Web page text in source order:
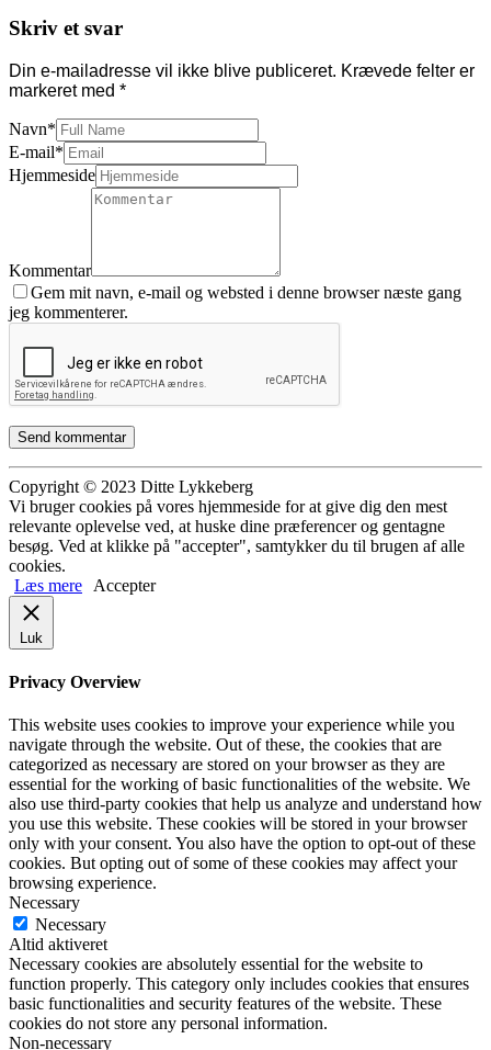
Skriv et svar
Din e-mailadresse vil ikke blive publiceret. Krævede felter er
markeret med *
Navn*
E-mail*
Hjemmeside
Kommentar
Gem mit navn, e-mail og websted i denne browser næste gang
jeg kommenterer.
Copyright © 2023 Ditte Lykkeberg
Vi bruger cookies på vores hjemmeside for at give dig den mest
relevante oplevelse ved, at huske dine præferencer og gentagne
besøg. Ved at klikke på "accepter", samtykker du til brugen af alle
cookies.
Læs mere
Accepter
Luk
Privacy Overview
This website uses cookies to improve your experience while you
navigate through the website. Out of these, the cookies that are
categorized as necessary are stored on your browser as they are
essential for the working of basic functionalities of the website. We
also use third-party cookies that help us analyze and understand how
you use this website. These cookies will be stored in your browser
only with your consent. You also have the option to opt-out of these
cookies. But opting out of some of these cookies may affect your
browsing experience.
Necessary
Necessary
Altid aktiveret
Necessary cookies are absolutely essential for the website to
function properly. This category only includes cookies that ensures
basic functionalities and security features of the website. These
cookies do not store any personal information.
Non-necessary